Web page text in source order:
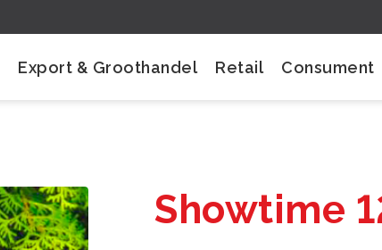
Export & Groothandel Retail Consument
Showtime